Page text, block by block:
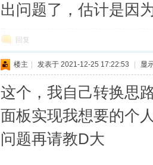
出问题了，估计是因
回复
楼主 发表于 2021-12-25 17:22:53 显
这个，我自己转换思
面板实现我想要的个
问题再请教D大